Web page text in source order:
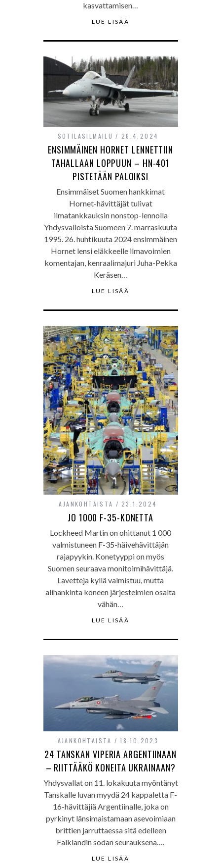
kasvattamisen…
LUE LISÄÄ
SOTILASILMAILU 26.4.2024
ENSIMMÄINEN HORNET LENNETTIIN
TAHALLAAN LOPPUUN – HN-401
PISTETÄÄN PALOIKSI
Ensimmäiset Suomen hankkimat
Hornet-hävittäjät tulivat
ilmatankkauksin nonstop-lennolla
Yhdysvalloista Suomeen 7. marraskuuta
1995. 26. huhtikuuta 2024 ensimmäinen
Hornet lensi eläkkeelle ilmavoimien
komentajan, kenraalimajuri Juha-Pekka
Keräsen…
LUE LISÄÄ
AJANKOHTAISTA 23.1.2024
JO 1000 F-35-KONETTA
Lockheed Martin on ohittanut 1 000
valmistuneen F-35-häivehävittäjän
rajapyykin. Konetyyppi on myös
Suomen seuraava monitoimihävittäjä.
Lavetteja kyllä valmistuu, mutta
alihankinta koneen järjestelmien osalta
vähän…
LUE LISÄÄ
AJANKOHTAISTA 18.10.2023
24 TANSKAN VIPERIA ARGENTIINAAN
– RIITTÄÄKÖ KONEITA UKRAINAAN?
Yhdysvallat on 11. lokakuuta myöntänyt
Tanskalle luvan myydä 24 kappaletta F-
16-hävittäjiä Argentiinalle, joka on
pyrkinyt länsimaistamaan asevoimiaan
brittien jarruttaessa sitä edelleen
Falklandin sodan seurauksena….
LUE LISÄÄ